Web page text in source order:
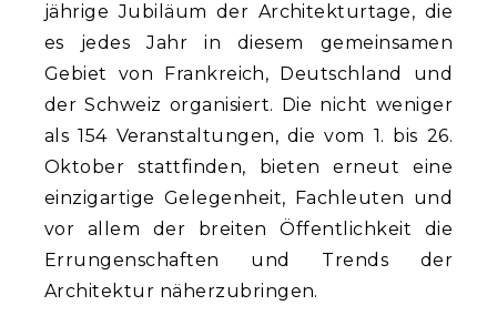
jährige Jubiläum der Architekturtage, die
es jedes Jahr in diesem gemeinsamen
Gebiet von Frankreich, Deutschland und
der Schweiz organisiert. Die nicht weniger
als 154 Veranstaltungen, die vom 1. bis 26.
Oktober stattfinden, bieten erneut eine
einzigartige Gelegenheit, Fachleuten und
vor allem der breiten Öffentlichkeit die
Errungenschaften und Trends der
Architektur näherzubringen.